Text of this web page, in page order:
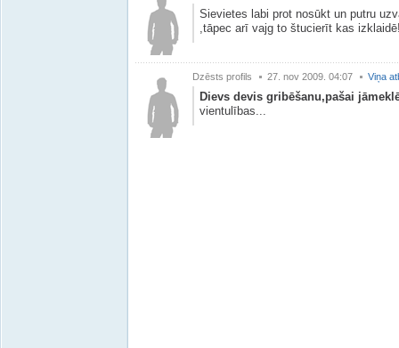
Sievietes labi prot nosūkt un putru
,tāpec arī vajg to štucierīt kas
Dzēsts profils 27. nov 2009. 04:07 Viņa
Dievs devis gribēšanu,pašai
vientulības...